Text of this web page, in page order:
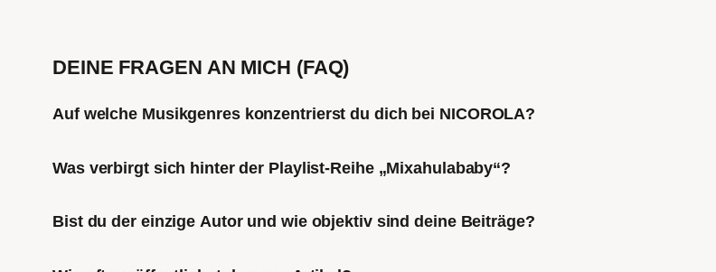
DEINE FRAGEN AN MICH (FAQ)
Auf welche Musikgenres konzentrierst du dich bei NICOROLA?
Was verbirgt sich hinter der Playlist-Reihe „Mixahulababy“?
Bist du der einzige Autor und wie objektiv sind deine Beiträge?